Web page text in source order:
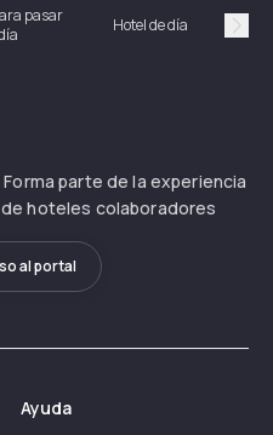
pasar
Hotel de día
parte de la experiencia
hoteles colaboradores
al portal
Ayuda